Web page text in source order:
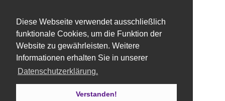
Diese Webseite verwendet ausschließlich
funktionale Cookies, um die Funktion der
Website zu gewährleisten. Weitere
Informationen erhalten Sie in unserer
Datenschutzerklärung.
Verstanden!